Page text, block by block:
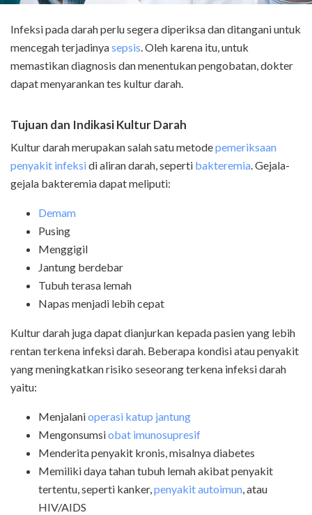
Infeksi pada darah perlu segera diperiksa dan ditangani untuk
mencegah terjadinyasepsis. Oleh karena itu, untuk
memastikan diagnosis dan menentukan pengobatan, dokter
dapat menyarankan tes kultur darah.
Tujuan dan Indikasi Kultur Darah
Kultur darah merupakan salah satu metodepemeriksaan
penyakit infeksidi aliran darah, seperti bakteremia. Gejala-
gejala bakteremia dapat meliputi:
Demam
Pusing
Menggigil
Jantung berdebar
Tubuh terasa lemah
Napas menjadi lebih cepat
Kultur darah juga dapat dianjurkan kepada pasien yang lebih
rentan terkena infeksi darah. Beberapa kondisi atau penyakit
yang meningkatkan risiko seseorang terkena infeksi darah
yaitu:
Menjalanioperasi katup jantung
Mengonsumsiobat imunosupresif
Menderita penyakit kronis, misalnya diabetes
Memiliki daya tahan tubuh lemah akibat penyakit
tertentu, seperti kanker,penyakit autoimun, atau
HIV/AIDS